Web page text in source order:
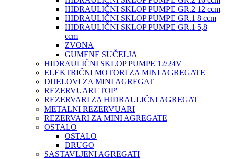
HIDRAULIČNI SKLOP PUMPE GR.2 12 ccm
HIDRAULIČNI SKLOP PUMPE GR.1 8 ccm
HIDRAULIČNI SKLOP PUMPE GR.1 5,8
ccm
ZVONA
GUMENE SUČELJA
HIDRAULIČNI SKLOP PUMPE 12/24V
ELEKTRIČNI MOTORI ZA MINI AGREGATE
DIJELOVI ZA MINI AGREGAT
REZERVUARI 'TOP'
REZERVARI ZA HIDRAULIČNI AGREGAT
METALNI REZERVUARI
REZERVARI ZA MINI AGREGATE
OSTALO
OSTALO
DRUGO
SASTAVLJENI AGREGATI